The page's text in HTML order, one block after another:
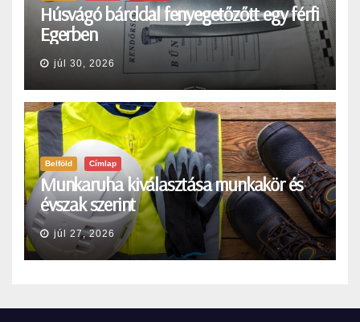
Húsvágó bárddal fenyegetőzőtt egy férfi
Egerben
júl 30, 2026
Belföld Címlap
Munkaruha kiválasztása munkakör és
évszak szerint
júl 27, 2026